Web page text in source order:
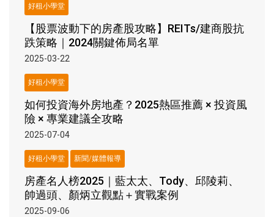
好租小學堂
【股票波動下的房產股攻略】REITs/建商股抗
跌策略｜2024關鍵佈局名單
2025-03-22
好租小學堂
如何投資海外房地產？2025熱區推薦 × 投資風
險 × 專業建議全攻略
2025-07-04
好租小學堂 新聞/媒體報導
房產名人榜2025｜藍太太、Tody、邱陵莉、
帥過頭、顏炳立觀點＋實戰案例
2025-09-06